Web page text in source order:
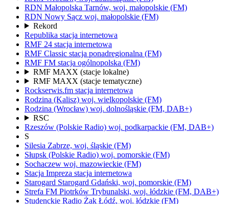
RDN Małopolska Tarnów, woj. małopolskie (FM)
RDN Nowy Sącz woj. małopolskie (FM)
Rekord
Republika stacja internetowa
RMF 24 stacja internetowa
RMF Classic stacja ponadregionalna (FM)
RMF FM stacja ogólnopolska (FM)
RMF MAXX (stacje lokalne)
RMF MAXX (stacje tematyczne)
Rockserwis.fm stacja internetowa
Rodzina (Kalisz) woj. wielkopolskie (FM)
Rodzina (Wrocław) woj. dolnośląskie (FM, DAB+)
RSC
Rzeszów (Polskie Radio) woj. podkarpackie (FM, DAB+)
S
Silesia Zabrze, woj. śląskie (FM)
Słupsk (Polskie Radio) woj. pomorskie (FM)
Sochaczew woj. mazowieckie (FM)
Stacja Impreza stacja internetowa
Starogard Starogard Gdański, woj. pomorskie (FM)
Strefa FM Piotrków Trybunalski, woj. łódzkie (FM, DAB+)
Studenckie Radio Żak Łódź, woj. łódzkie (FM)